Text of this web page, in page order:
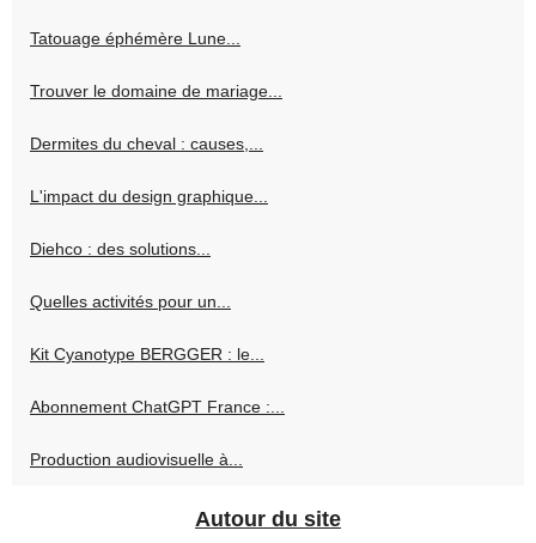
Tatouage éphémère Lune...
Trouver le domaine de mariage...
Dermites du cheval : causes,...
L'impact du design graphique...
Diehco : des solutions...
Quelles activités pour un...
Kit Cyanotype BERGGER : le...
Abonnement ChatGPT France :...
Production audiovisuelle à...
Autour du site